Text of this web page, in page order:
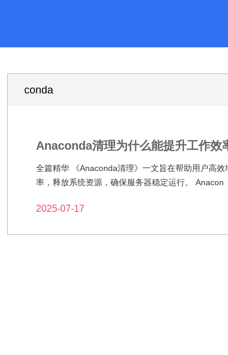
conda
Anaconda清理为什么能提升工作效
全篇精华 《Anaconda清理》一文旨在帮助用户高
率，释放系统资源，确保服务器稳定运行。 Anacon
2025-07-17